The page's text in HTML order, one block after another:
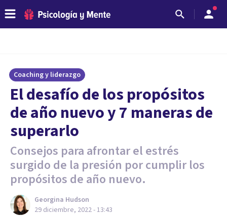
Coaching y liderazgo
El desafío de los propósitos
de año nuevo y 7 maneras de
superarlo
Consejos para afrontar el estrés
surgido de la presión por cumplir los
propósitos de año nuevo.
Georgina Hudson
29 diciembre, 2022 - 13:43